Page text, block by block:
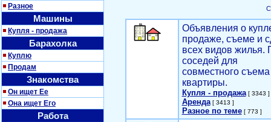
Разное
Машины
Купля - продажа
Барахолка
Куплю
Продам
Знакомства
Он ищет Ее
Она ищет Его
Работа
Объявления о
продаже, съеме и
всех видов жилья.
соседей для
совместного съема
квартиры.
Купля - продажа[ 3343 ]
Аренда[ 3413 ]
Разное по теме[ 773 ]